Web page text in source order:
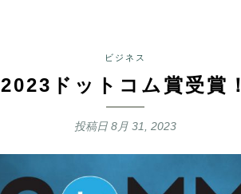
ビジネス
2023ドットコム賞受賞！
投稿日 8月 31, 2023